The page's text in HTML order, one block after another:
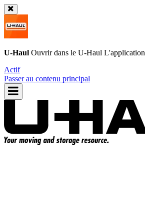
U-Haul Ouvrir dans le U-Haul L'application
Actif
Passer au contenu principal